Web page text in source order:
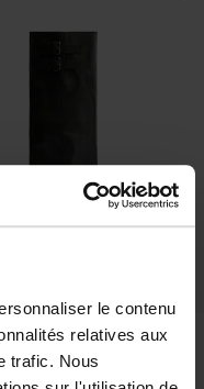
le contenu
relatives aux
trafic. Nous
hautes en cuir à rabat - noir